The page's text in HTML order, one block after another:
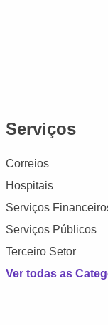
Serviços
Correios
Hospitais
Serviços
Serviços Públicos
Terceiro Setor
Ver todas as